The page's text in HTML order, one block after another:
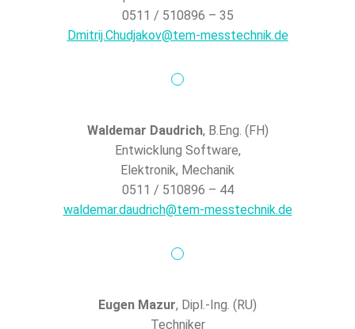
0511 / 510896 – 35
Dmitrij.Chudjakov@tem-messtechnik.de
Waldemar Daudrich, B.Eng. (FH)
Entwicklung Software,
Elektronik, Mechanik
0511 / 510896 – 44
waldemar.daudrich@tem-messtechnik.de
Eugen Mazur, Dipl.-Ing. (RU)
Techniker